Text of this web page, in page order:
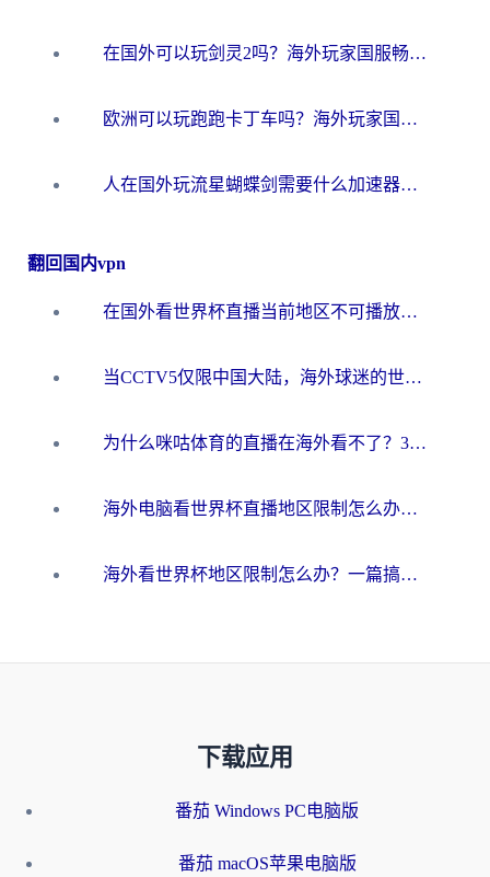
在国外可以玩剑灵2吗？海外玩家国服畅玩终极指南（附永恒之塔明日方舟加速方案）
欧洲可以玩跑跑卡丁车吗？海外玩家国服游戏畅玩终极指南（附QQ炫舞剑网3解决方案）
人在国外玩流星蝴蝶剑需要什么加速器？老玩家亲测的终极解决方案
翻回国内vpn
在国外看世界杯直播当前地区不可播放？海外党必看的回国加速全攻略
当CCTV5仅限中国大陆，海外球迷的世界杯狂欢如何继续？
为什么咪咕体育的直播在海外看不了？3步解决海外看世界杯+抖音地区限制难题
海外电脑看世界杯直播地区限制怎么办？你需要一个聪明的加速器
海外看世界杯地区限制怎么办？一篇搞定咪咕视频播放+国内资源无缝访问指南
下载应用
番茄 Windows PC电脑版
番茄 macOS苹果电脑版